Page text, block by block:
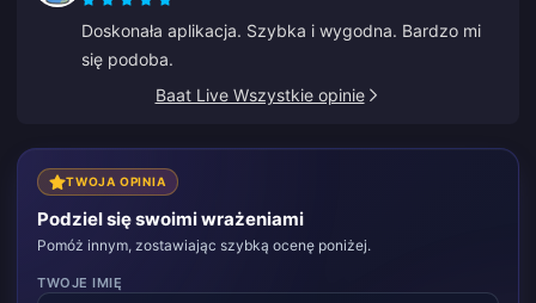
Dopóki ceny się utrzymają, będę kupować tylko tutaj.
Doskonała aplikacja. Szybka i wygodna. Bardzo mi
się podoba.
Baat Live Wszystkie opinie
TWOJA OPINIA
Podziel się swoimi wrażeniami
Pomóż innym, zostawiając szybką ocenę poniżej.
TWOJE IMIĘ